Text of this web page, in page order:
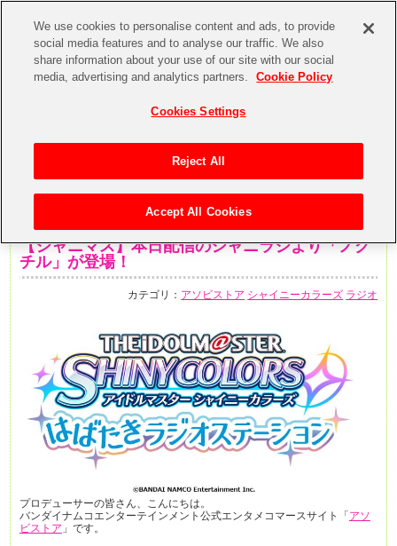
【シャニマス】本日配信のシャニラジより「ノク
チル」が登場！
カテゴリ： アソビストア シャイニーカラーズ ラジオ
プロデューサーの皆さん、こんにちは。
バンダイナムコエンターテインメント公式エンタメコマースサイト「 アソ
ビストア 」です。
We use cookies to personalise content and ads, to provide
social media features and to analyse our traffic. We also
share information about your use of our site with our social
media, advertising and analytics partners.
Cookie Policy
Cookies Settings
Reject All
Accept All Cookies